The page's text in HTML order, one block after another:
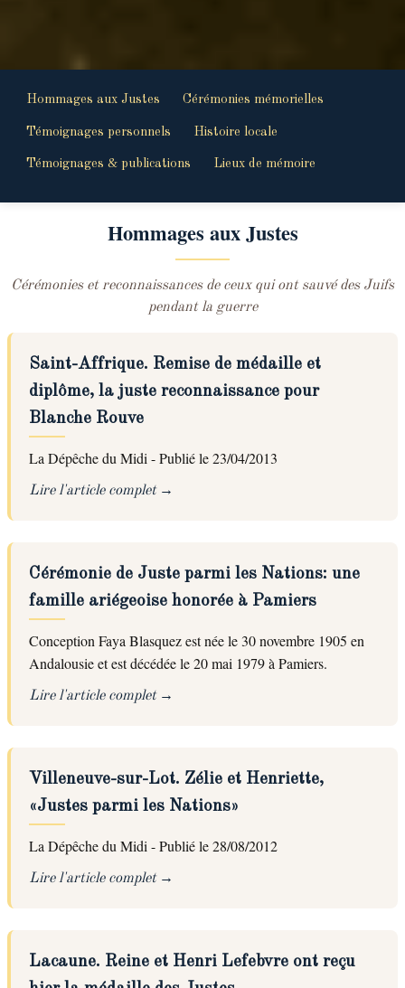
Hommages aux Justes Cérémonies mémorielles
Témoignages personnels Histoire locale
Témoignages & publications Lieux de mémoire
Hommages aux Justes
Cérémonies et reconnaissances de ceux qui ont sauvé des Juifs
pendant la guerre
Saint-Affrique. Remise de médaille et
diplôme, la juste reconnaissance pour
Blanche Rouve
La Dépêche du Midi - Publié le 23/04/2013
Lire l'article complet
Cérémonie de Juste parmi les Nations: une
famille ariégeoise honorée à Pamiers
Conception Faya Blasquez est née le 30 novembre 1905 en
Andalousie et est décédée le 20 mai 1979 à Pamiers.
Lire l'article complet
Villeneuve-sur-Lot. Zélie et Henriette,
«Justes parmi les Nations»
La Dépêche du Midi - Publié le 28/08/2012
Lire l'article complet
Lacaune. Reine et Henri Lefebvre ont reçu